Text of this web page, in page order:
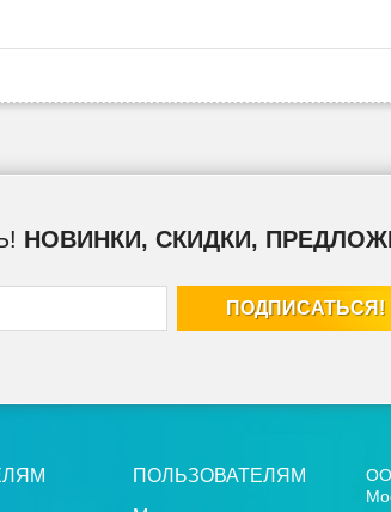
НОВИНКИ, СКИДКИ,
ПОЛЬЗОВАТЕЛЯМ